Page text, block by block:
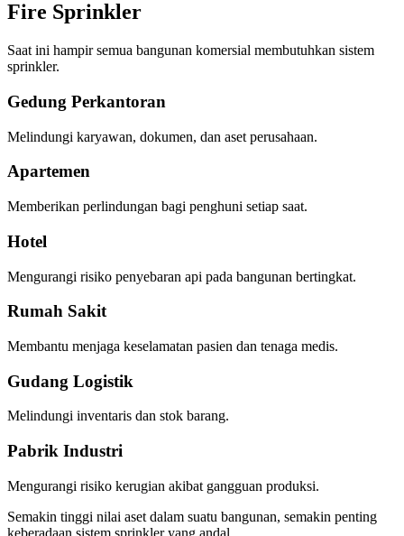
Fire Sprinkler
Saat ini hampir semua bangunan komersial membutuhkan sistem
sprinkler.
Gedung Perkantoran
Melindungi karyawan, dokumen, dan aset perusahaan.
Apartemen
Memberikan perlindungan bagi penghuni setiap saat.
Hotel
Mengurangi risiko penyebaran api pada bangunan bertingkat.
Rumah Sakit
Membantu menjaga keselamatan pasien dan tenaga medis.
Gudang Logistik
Melindungi inventaris dan stok barang.
Pabrik Industri
Mengurangi risiko kerugian akibat gangguan produksi.
Semakin tinggi nilai aset dalam suatu bangunan, semakin penting
keberadaan sistem sprinkler yang andal.